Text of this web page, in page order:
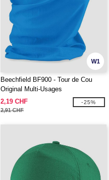
W1
Beechfield BF900 - Tour de Cou
Original Multi-Usages
2,19 CHF
2,91 CHF
-25%